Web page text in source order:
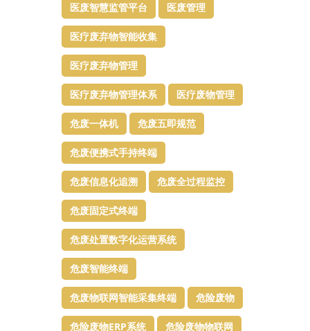
医废智慧监管平台​ 医废管理
医疗废弃物智能收集
医疗废弃物管理​
医疗废弃物管理体系 医疗废物管理
危废一体机 危废五即规范
危废便携式手持终端
危废信息化追溯 危废全过程监控
危废固定式终端
危废处置数字化运营系统
危废智能终端
危废物联网智能采集终端 危险废物
危险废物ERP系统 危险废物物联网